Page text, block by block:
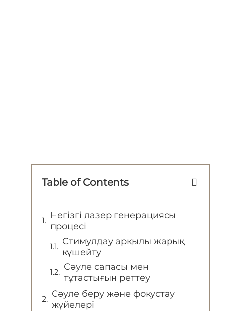
Table of Contents
Негізгі лазер генерациясы
процесі
Стимулдау арқылы жарық
күшейту
Сәуле сапасы мен
тұтастығын реттеу
Сәуле беру және фокустау
жүйелері